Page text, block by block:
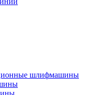
шлифмашины